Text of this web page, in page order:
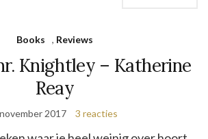
Books , Reviews
Knightley – Katherine
Reay
2017 3 reacties